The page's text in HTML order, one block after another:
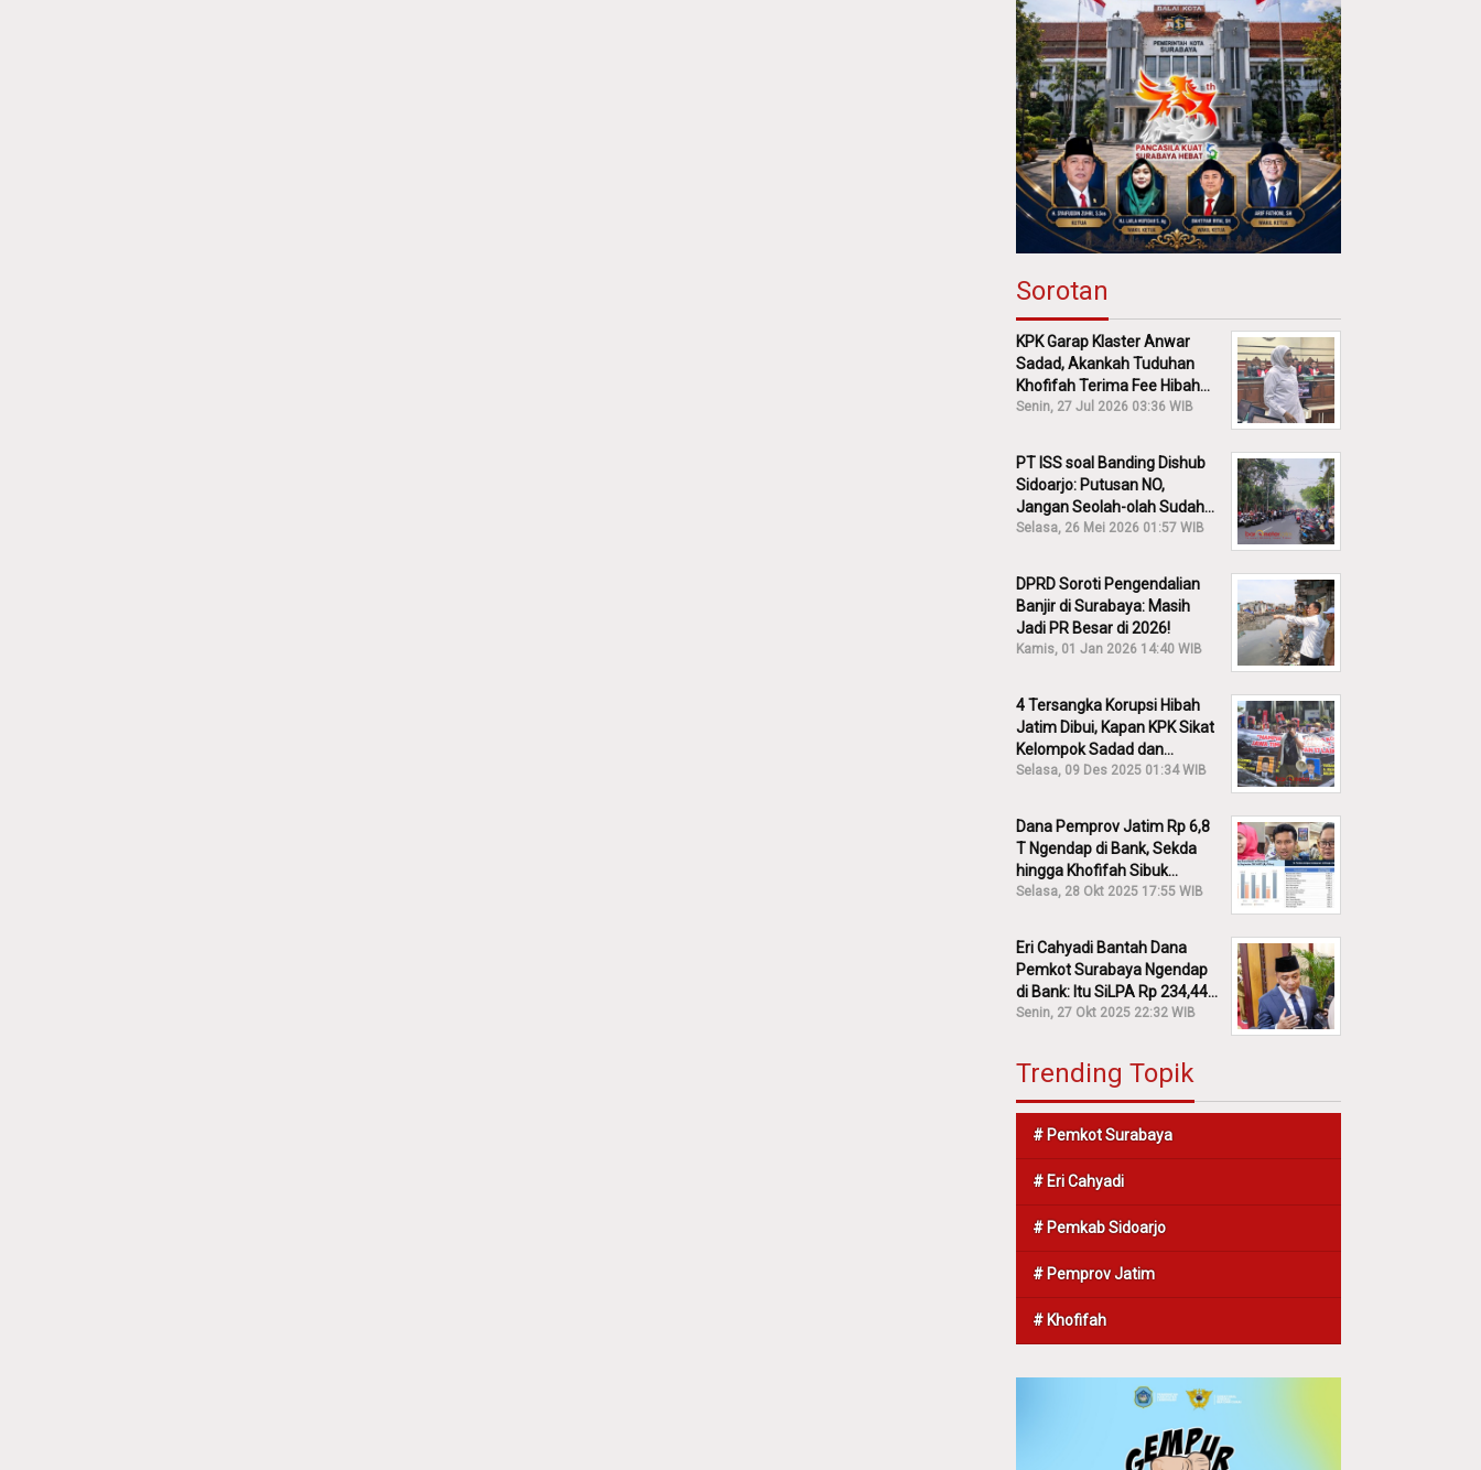
Sorotan
KPK Garap Klaster Anwar
Sadad, Akankah Tuduhan
Khofifah Terima Fee Hibah
30% Diusut?
Senin, 27 Jul 2026 03:36 WIB
PT ISS soal Banding Dishub
Sidoarjo: Putusan NO,
Jangan Seolah-olah Sudah
Menang!
Selasa, 26 Mei 2026 01:57 WIB
DPRD Soroti Pengendalian
Banjir di Surabaya: Masih
Jadi PR Besar di 2026!
Kamis, 01 Jan 2026 14:40 WIB
4 Tersangka Korupsi Hibah
Jatim Dibui, Kapan KPK Sikat
Kelompok Sadad dan
Iskandar?
Selasa, 09 Des 2025 01:34 WIB
Dana Pemprov Jatim Rp 6,8
T Ngendap di Bank, Sekda
hingga Khofifah Sibuk
Membantah!
Selasa, 28 Okt 2025 17:55 WIB
Eri Cahyadi Bantah Dana
Pemkot Surabaya Ngendap
di Bank: Itu SiLPA Rp 234,44
M!
Senin, 27 Okt 2025 22:32 WIB
Trending Topik
# Pemkot Surabaya
# Eri Cahyadi
# Pemkab Sidoarjo
# Pemprov Jatim
# Khofifah